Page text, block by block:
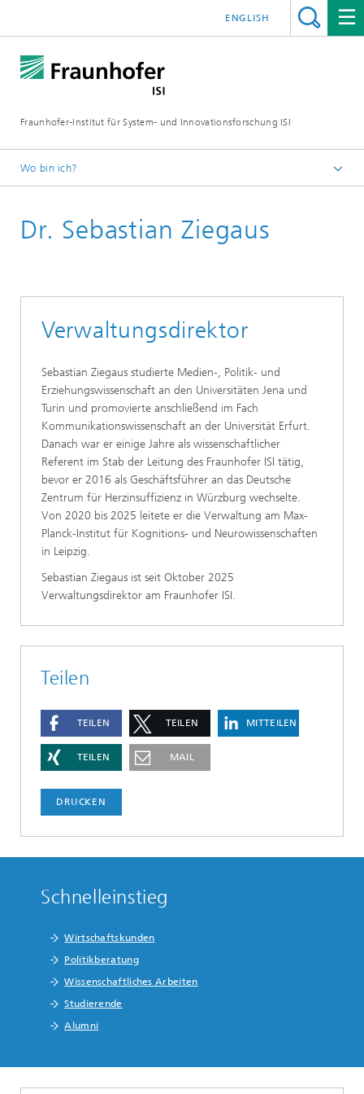
Fraunhofer-Institut für System- und Innovationsforschung ISI
ENGLISH
Wo bin ich?
Profil
Dr. Sebastian Ziegaus
Verwaltungsdirektor
Sebastian Ziegaus studierte Medien-, Politik- und
Erziehungswissenschaft an den Universitäten Jena und
Turin und promovierte anschließend im Fach
Kommunikationswissenschaft an der Universität Erfurt.
Danach war er einige Jahre als wissenschaftlicher
Referent im Stab der Leitung des Fraunhofer ISI tätig,
bevor er 2016 als Geschäftsführer an das Deutsche
Zentrum für Herzinsuffizienz in Würzburg wechselte.
Von 2020 bis 2025 leitete er die Verwaltung am Max-
Planck-Institut für Kognitions- und Neurowissenschaften
in Leipzig.
Sebastian Ziegaus ist seit Oktober 2025
Verwaltungsdirektor am Fraunhofer ISI.
Teilen
TEILEN TEILEN MITTEILEN
TEILEN MAIL
DRUCKEN
Schnelleinstieg
Wirtschaftskunden
Politikberatung
Wissenschaftliches Arbeiten
Studierende
Alumni